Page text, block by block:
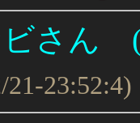
さん
21-23:52:4)